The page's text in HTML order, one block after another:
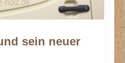
sein neuer